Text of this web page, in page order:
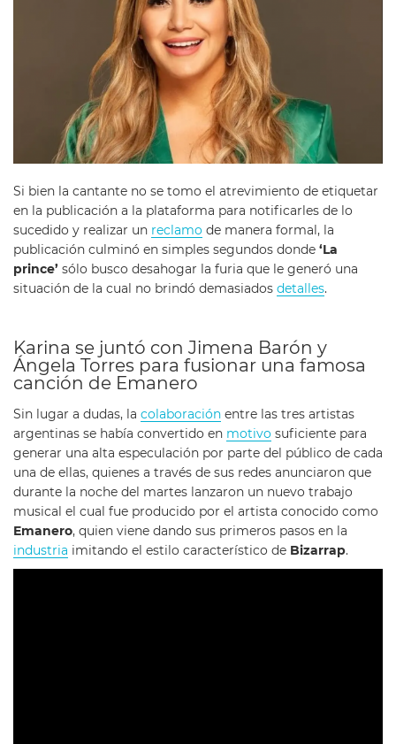
Si bien la cantante no se tomo el atrevimiento de etiquetar
en la publicación a la plataforma para notificarles de lo
sucedido y realizar un reclamo de manera formal, la
publicación culminó en simples segundos donde ‘La
prince’ sólo busco desahogar la furia que le generó una
situación de la cual no brindó demasiados detalles.
Karina se juntó con Jimena Barón y
Ángela Torres para fusionar una famosa
canción de Emanero
Sin lugar a dudas, la colaboración entre las tres artistas
argentinas se había convertido en motivo suficiente para
generar una alta especulación por parte del público de cada
una de ellas, quienes a través de sus redes anunciaron que
durante la noche del martes lanzaron un nuevo trabajo
musical el cual fue producido por el artista conocido como
Emanero, quien viene dando sus primeros pasos en la
industria imitando el estilo característico de Bizarrap.